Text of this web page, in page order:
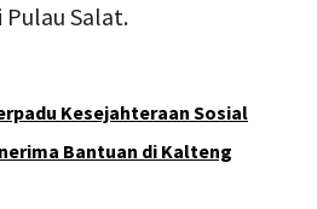
Salat.
Kesejahteraan Sosial
Bantuan di Kalteng